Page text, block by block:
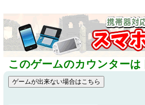
このゲームのカウンターは